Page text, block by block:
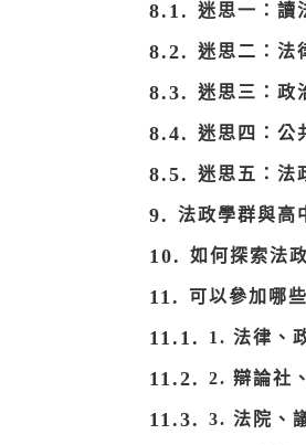
迷思一：讀
迷思二：法
迷思三：政
迷思四：公
迷思五：法
法政學群與高
如何探索法
可以參加哪
1. 法律、
2. 辯論社
3. 法院、